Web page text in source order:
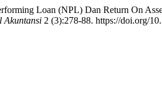
Loan (NPL) Dan Return On
Akuntansi 2 (3):278-88. https://doi.org/